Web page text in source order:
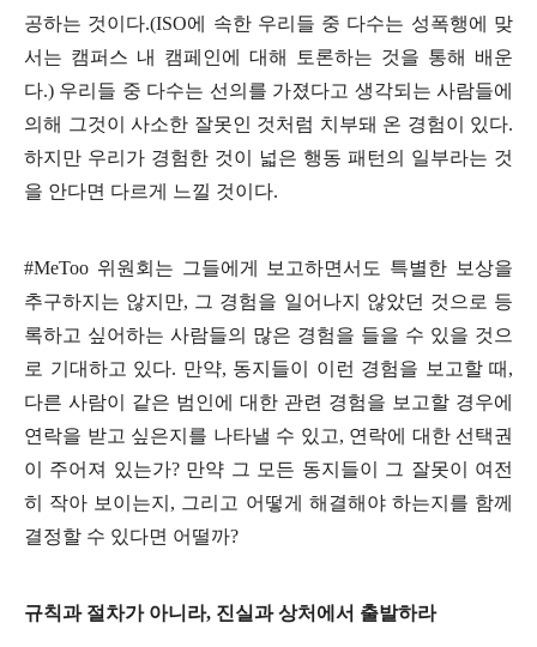
공하는 것이다.(ISO에 속한 우리들 중 다수는 성폭행에 맞
서는 캠퍼스 내 캠페인에 대해 토론하는 것을 통해 배운
다.) 우리들 중 다수는 선의를 가졌다고 생각되는 사람들에
의해 그것이 사소한 잘못인 것처럼 치부돼 온 경험이 있다.
하지만 우리가 경험한 것이 넓은 행동 패턴의 일부라는 것
을 안다면 다르게 느낄 것이다.
#MeToo 위원회는 그들에게 보고하면서도 특별한 보상을
추구하지는 않지만, 그 경험을 일어나지 않았던 것으로 등
록하고 싶어하는 사람들의 많은 경험을 들을 수 있을 것으
로 기대하고 있다. 만약, 동지들이 이런 경험을 보고할 때 ,
다른 사람이 같은 범인에 대한 관련 경험을 보고할 경우에
연락을 받고 싶은지를 나타낼 수 있고, 연락에 대한 선택권
이 주어져 있는가? 만약 그 모든 동지들이 그 잘못이 여전
히 작아 보이는지 , 그리고 어떻게 해결해야 하는지를 함께
결정할 수 있다면 어떨까?
규칙과 절차가 아니라, 진실과 상처에서 출발하라